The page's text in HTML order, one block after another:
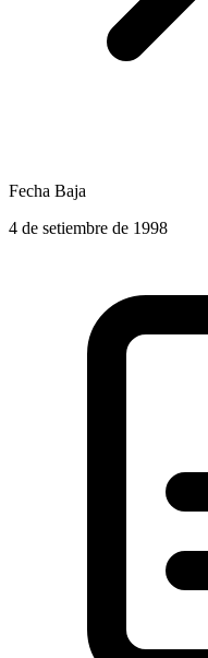
Fecha Baja
4 de setiembre de 1998